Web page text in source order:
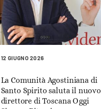
12 GIUGNO 2026
La Comunità Agostiniana di
Santo Spirito saluta il nuovo
direttore di Toscana Oggi